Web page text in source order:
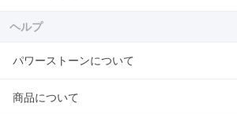
ヘルプ
パワーストーンについて
商品について